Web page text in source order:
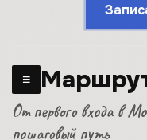
≡
От первого входа в
пошаговый путь